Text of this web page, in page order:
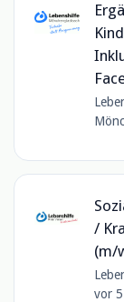
/
(m/
vor